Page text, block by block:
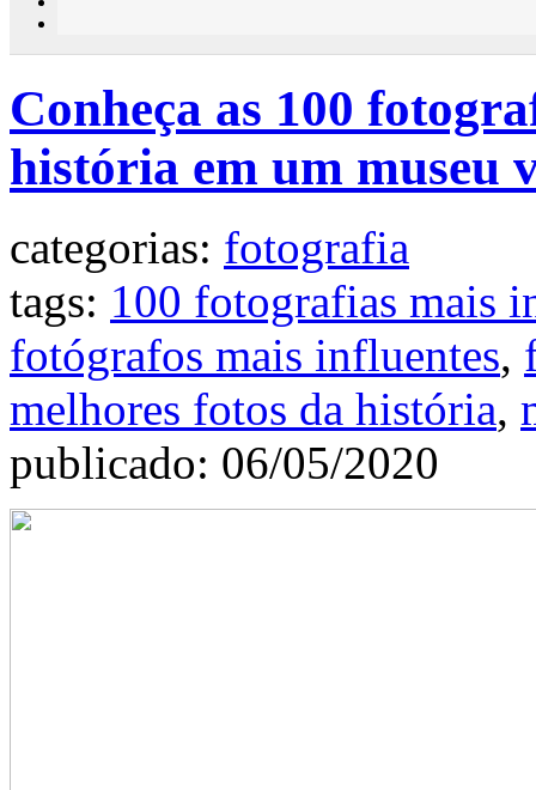
Conheça as 100
história em um museu
categorias: fotografia
tags: 100 fotografias mais
fotógrafos mais influentes,
melhores fotos da história,
publicado: 06/05/2020